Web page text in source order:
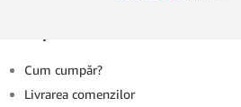
Cum cumpăr?
Livrarea comenzilor